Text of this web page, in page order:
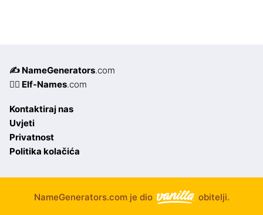
✍️ NameGenerators.com
🧝‍♀️ Elf-Names.com
Kontaktiraj nas
Uvjeti
Privatnost
Politika kolačića
NameGenerators.com je dio obitelji.